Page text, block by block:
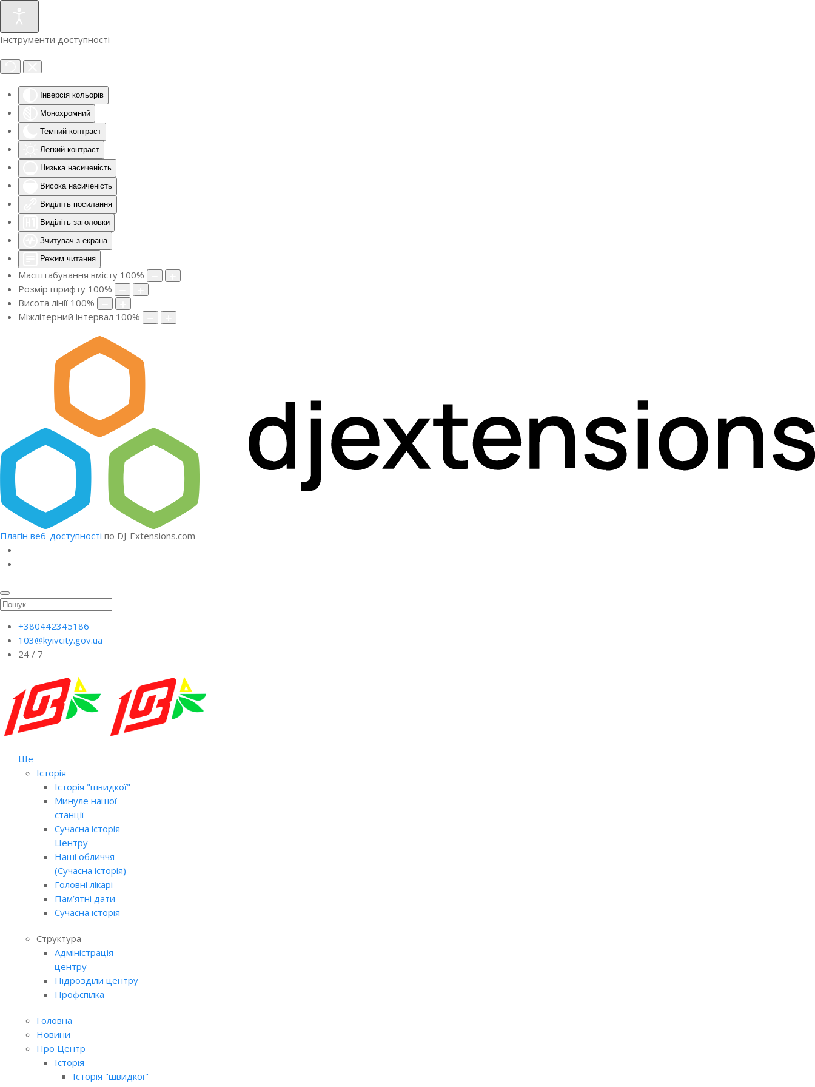
Інструменти доступності
Інверсія кольорів
Монохромний
Темний контраст
Легкий контраст
Низька насиченість
Висока насиченість
Виділіть посилання
Виділіть заголовки
Зчитувач з екрана
Режим читання
Масштабування вмісту 100%
Розмір шрифту 100%
Висота лінії 100%
Міжлітерний інтервал 100%
Плагін веб-доступності по DJ-Extensions.com
+380442345186
103@kyivcity.gov.ua
24 / 7
Ще
Історія
Історія "швидкої"
Минуле нашої
станції
Сучасна історія
Центру
Наші обличчя
(Сучасна історія)
Головні лікарі
Пам’ятні дати
Сучасна історія
Структура
Адміністрація
центру
Підрозділи центру
Профспілка
Головна
Новини
Про Центр
Історія
Історія "швидкої"